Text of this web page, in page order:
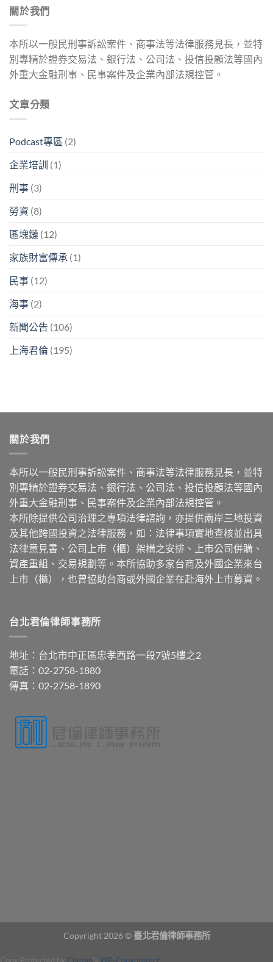
關於我們
本所以一般民刑事訴訟案件、商事法等法律服務見長，並特
別專精於證券交易法、銀行法、公司法、投信投顧法等國內
外重大金融刑事、民事案件及企業內部法規控管。
文章分類
Podcast專區 (2)
企業培訓 (1)
刑事 (3)
勞資 (8)
區塊鏈 (12)
家族財富傳承 (1)
民事 (12)
海事 (2)
新聞公告 (106)
上海君倫 (195)
關於我們
本所以一般民刑事訴訟案件、商事法等法律服務見長，並特
別專精於證券交易法、銀行法、公司法、投信投顧法等國內
外重大金融刑事、民事案件及企業內部法規控管。
本所除提供公司治理之專項法律諮詢，亦提供兩岸三地投資
及其他跨國投資之法律服務，如：法律事項實地查核並出具
法律意見書、公司上市（櫃）架構之安排、上市公司併購、
資產重組、交易規劃等。本所協助多家台商及外國企業來台
上市（櫃），也曾協助台商或外國企業在赴海外上市募資。
台北君倫律師事務所
地址：台北市中正區忠孝西路一段7號5樓之2
電話：02-2758-1880
傳真：02-2758-1890
Copyright 2026 © 臺北君倫律師事務所